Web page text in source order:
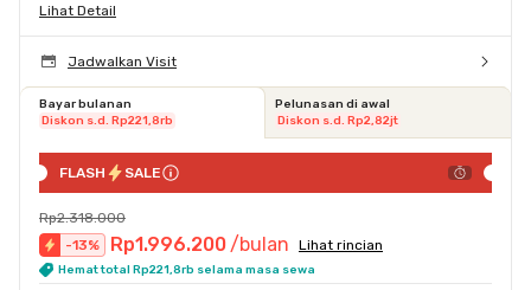
Lihat Detail
Jadwalkan Visit
Bayar bulanan
Diskon s.d. Rp221,8rb
Pelunasan di awal
Diskon s.d. Rp2,82jt
FLASH SALE
Rp2.318.000
-13% Rp1.996.200 /bulan Lihat rincian
Hemat total Rp221,8rb selama masa sewa